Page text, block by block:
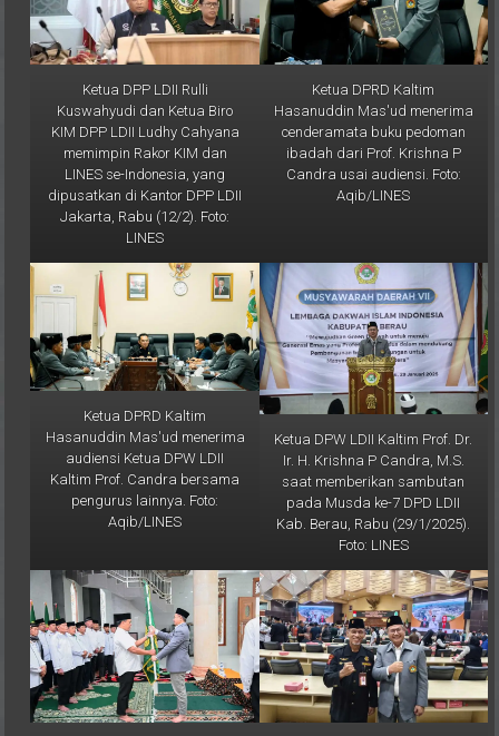
Ketua DPP LDII Rulli
Kuswahyudi dan Ketua Biro
KIM DPP LDII Ludhy Cahyana
memimpin Rakor KIM dan
LINES se-Indonesia, yang
dipusatkan di Kantor DPP LDII
Jakarta, Rabu (12/2). Foto:
LINES
Ketua DPRD Kaltim
Hasanuddin Mas'ud menerima
cenderamata buku pedoman
ibadah dari Prof. Krishna P
Candra usai audiensi. Foto:
Aqib/LINES
Ketua DPRD Kaltim
Hasanuddin Mas'ud menerima
audiensi Ketua DPW LDII
Kaltim Prof. Candra bersama
pengurus lainnya. Foto:
Aqib/LINES
Ketua DPW LDII Kaltim Prof. Dr.
Ir. H. Krishna P Candra, M.S.
saat memberikan sambutan
pada Musda ke-7 DPD LDII
Kab. Berau, Rabu (29/1/2025).
Foto: LINES